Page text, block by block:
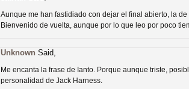
Las temporadas de pilotos
MOLTISANTI
Aunque me han fastidiado con dejar el final abierto, la
Bienvenido de vuelta, aunque por lo que leo por poco
Unknown Said,
Me encanta la frase de Ianto. Porque aunque triste,
personalidad de Jack Harness.